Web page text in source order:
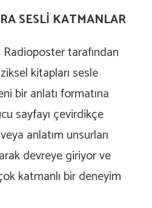
SESLİ KATMANLAR
Radiopostertarafından
kitapları sesle
bir anlatı formatına
sayfayı çevirdikçe
anlatım unsurları
devreye giriyor ve
katmanlı bir deneyim